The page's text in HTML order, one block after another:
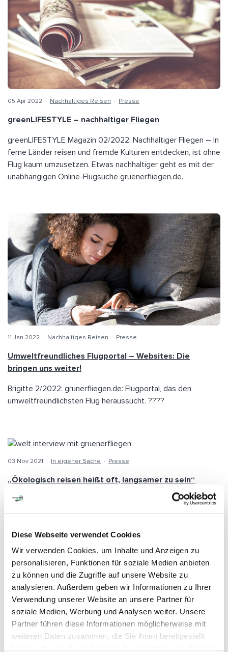
Diese Webseite verwendet Cookies
Wir verwenden Cookies, um Inhalte und Anzeigen zu
personalisieren, Funktionen für soziale Medien anbieten
zu können und die Zugriffe auf unsere Website zu
analysieren. Außerdem geben wir Informationen zu Ihrer
Verwendung unserer Website an unsere Partner für
soziale Medien, Werbung und Analysen weiter. Unsere
Partner führen diese Informationen möglicherweise mit
weiteren Daten zusammen, die Sie ihnen bereitgestellt
05 Apr 2022 · Nachhaltiges Reisen · Presse
greenLIFESTYLE – nachhaltiger Fliegen
greenLIFESTYLE Magazin 02/2022: Nachhaltiger Fliegen – In
ferne Länder reisen und fremde Kulturen entdecken, ist ohne
Flug kaum umzusetzen. Etwas nachhaltiger geht es mit der
unabhängigen Online-Flugsuche gruenerfliegen.de.
11 Jan 2022 · Nachhaltiges Reisen · Presse
Umweltfreundliches Flugportal – Websites: Die
bringen uns weiter!
Brigitte 2/2022: grunerfliegen.de: Flugportal, das den
umweltfreundlichsten Flug heraussucht. ????
03 Nov 2021 · In eigener Sache · Presse
„Ökologisch reisen heißt oft, langsamer zu sein“
Jede Flugreise schadet der Umwelt. Aber der persönliche
Anteil am CO2-Ausstoß lässt sich beeinflussen. Ein Berliner
auch Reisende in der Business-Class nicht aus.
20 Oct 2021·In eigener Sache· Presse
Abheben?
..."Aber wenn wir doch mal weiter weg und aufs Fliegen nicht